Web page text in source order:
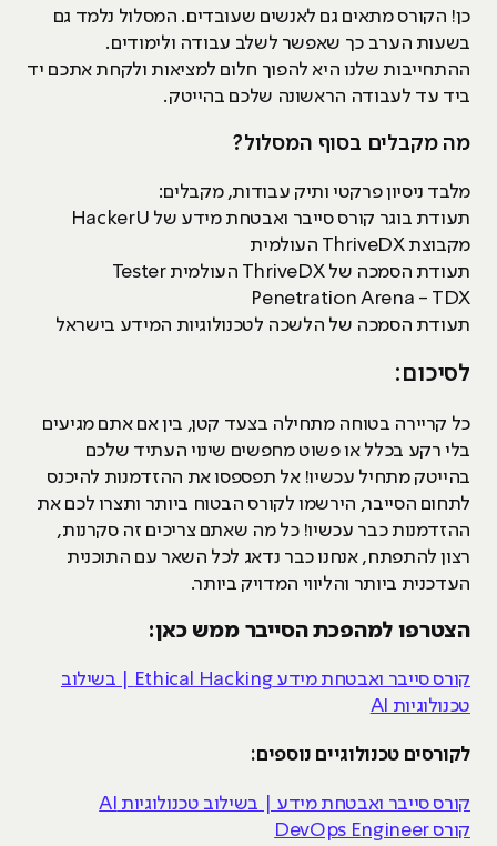
כן! הקורס מתאים גם לאנשים שעובדים. המסלול נלמד גם
בשעות הערב כך שאפשר לשלב עבודה ולימודים.
ההתחייבות שלנו היא להפוך חלום למציאות ולקחת אתכם יד
ביד עד לעבודה הראשונה שלכם בהייטק.
מה מקבלים בסוף המסלול?
מלבד ניסיון פרקטי ותיק עבודות, מקבלים:
תעודת בוגר קורס סייבר ואבטחת מידע של HackerU
מקבוצת ThriveDX העולמית
תעודת הסמכה של ThriveDX העולמית Tester
Penetration Arena - TDX
תעודת הסמכה של הלשכה לטכנולוגיות המידע בישראל
לסיכום:
כל קריירה בטוחה מתחילה בצעד קטן, בין אם אתם מגיעים
בלי רקע בכלל או פשוט מחפשים שינוי העתיד שלכם
בהייטק מתחיל עכשיו! אל תפספסו את ההזדמנות להיכנס
לתחום הסייבר, הירשמו לקורס הבטוח ביותר ותצרו לכם את
ההזדמנות כבר עכשיו! כל מה שאתם צריכים זה סקרנות,
רצון להתפתח, אנחנו כבר נדאג לכל השאר עם התוכנית
העדכנית ביותר והליווי המדויק ביותר.
הצטרפו למהפכת הסייבר ממש כאן:
קורס סייבר ואבטחת מידע Ethical Hacking | בשילוב
טכנולוגיות AI
לקורסים טכנולוגיים נוספים:
קורס סייבר ואבטחת מידע | בשילוב טכנולוגיות AI
קורס DevOps Engineer